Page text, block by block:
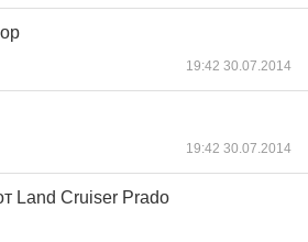
19:42 30.07.2014
19:42 30.07.2014
Land Cruiser Prado